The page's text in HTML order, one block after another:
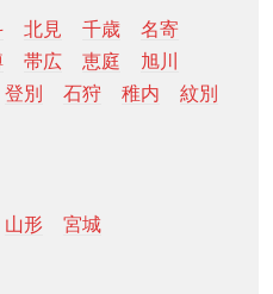
北見 千歳
名寄
帯広 恵庭
旭川
登別 石狩 稚内
紋別
山形 宮城